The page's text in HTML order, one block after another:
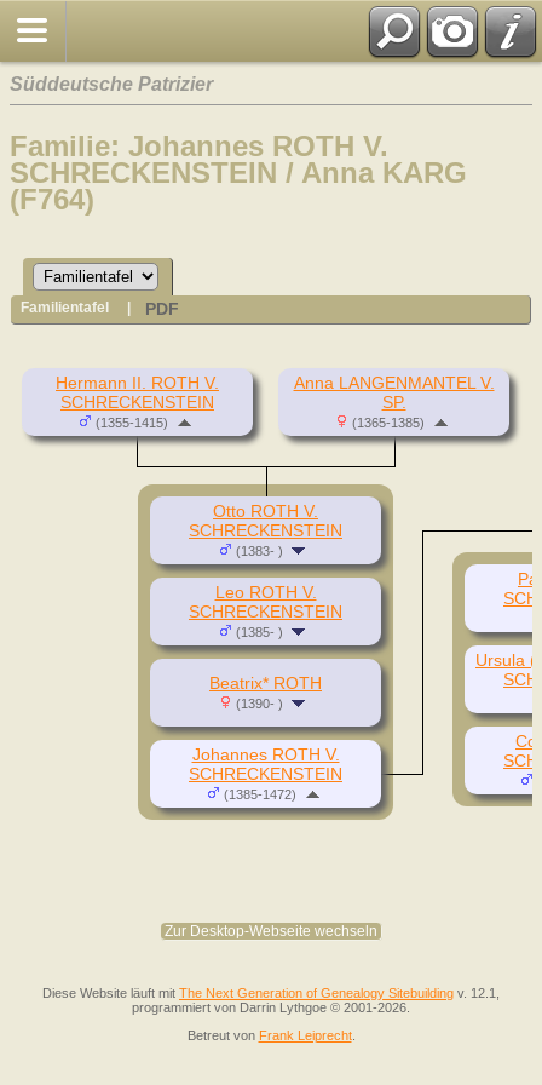
Süddeutsche Patrizier
Familie: Johannes ROTH V.
SCHRECKENSTEIN / Anna KARG
(F764)
Familientafel PDF
Hermann II. ROTH V.
SCHRECKENSTEIN
(1355-1415)
Anna LANGENMANTEL V.
SP.
(1365-1385)
Otto ROTH V.
SCHRECKENSTEIN
(1383- )
Leo ROTH V.
SCHRECKENSTEIN
(1385- )
Beatrix* ROTH
(1390- )
Johannes ROTH V.
SCHRECKENSTEIN
(1385-1472)
Ursula
Zur Desktop-Webseite wechseln
Diese Website läuft mit The Next Generation of Genealogy Sitebuilding v. 12.1,
programmiert von Darrin Lythgoe © 2001-2026.
Betreut von Frank Leiprecht.